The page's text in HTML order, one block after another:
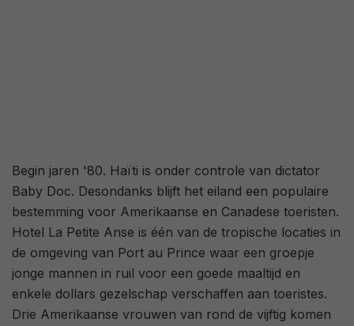
Begin jaren '80. Haïti is onder controle van dictator
Baby Doc. Desondanks blijft het eiland een populaire
bestemming voor Amerikaanse en Canadese toeristen.
Hotel La Petite Anse is één van de tropische locaties in
de omgeving van Port au Prince waar een groepje
jonge mannen in ruil voor een goede maaltijd en
enkele dollars gezelschap verschaffen aan toeristes.
Drie Amerikaanse vrouwen van rond de vijftig komen